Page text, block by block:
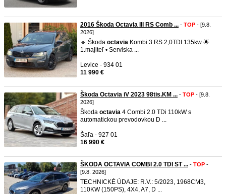
2016 Škoda Octavia III RS Comb ... - TOP - [9.8.
2026]
🔹 Škoda octavia Kombi 3 RS 2,0TDI 135kw 🌟
1.majiteľ • Serviska ...
Levice - 934 01
11 990 €
Škoda Octavia iV 2023 98tis.KM ... - TOP - [9.8.
2026]
Škoda octavia 4 Combi 2.0 TDi 110kW s
automatickou prevodovkou D ...
Šaľa - 927 01
16 990 €
ŠKODA OCTAVIA COMBI 2.0 TDI ST ... - TOP -
[9.8. 2026]
TECHNICKÉ ÚDAJE: R.V.: 5/2023, 1968CM3,
110KW (150PS), 4X4, A7, D ...